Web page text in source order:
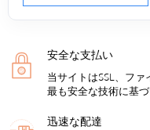
安全な支払い
当サイトはSSL、フ
最も安全な技術に基
迅速な配達